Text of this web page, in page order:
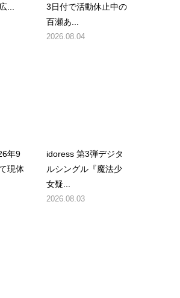
...
3日付で活動休止中の
百瀬あ...
2026.08.04
年9
現体
idoress 第3弾デジタ
ルシングル『魔法少
女疑...
2026.08.03